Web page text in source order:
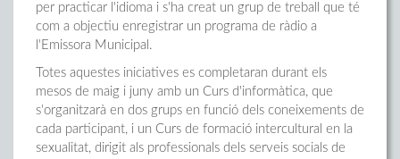
per practicar l'idioma i s'ha creat un grup de treball que té
com a objectiu enregistrar un programa de ràdio a
l'Emissora Municipal.
Totes aquestes iniciatives es completaran durant els
mesos de maig i juny amb un Curs d'informàtica, que
s'organitzarà en dos grups en funció dels coneixements de
cada participant, i un Curs de formació intercultural en la
sexualitat, dirigit als professionals dels serveis socials de